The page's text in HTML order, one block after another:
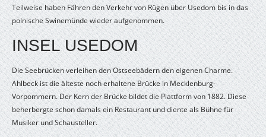
Teilweise haben Fähren den Verkehr von Rügen über Usedom bis in das
polnische Swinemünde wieder aufgenommen.
INSEL USEDOM
Die Seebrücken verleihen den Ostseebädern den eigenen Charme.
Ahlbeck ist die älteste noch erhaltene Brücke in Mecklenburg-
Vorpommern. Der Kern der Brücke bildet die Plattform von 1882. Diese
beherbergte schon damals ein Restaurant und diente als Bühne für
Musiker und Schausteller.